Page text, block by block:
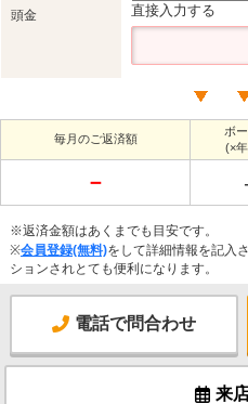
頭金 直接入力する
毎月のご返済額
ボ
(×
－
※返済金額はあくまでも目安です。
※会員登録(無料)をして詳細情報を記入
ションされとても便利になります。
電話で問合わせ
来